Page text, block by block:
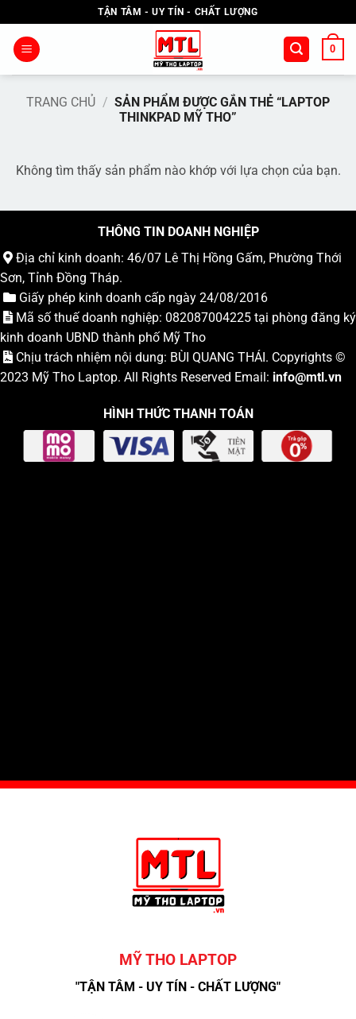
qua
nội
TẬN TÂM - UY TÍN - CHẤT LƯỢNG
0
TRANG CHỦ / SẢN PHẨM ĐƯỢC GẮN THẺ “LAPTOP
THINKPAD MỸ THO”
Không tìm thấy sản phẩm nào khớp với lựa chọn của bạn.
THÔNG TIN DOANH NGHIỆP
Địa chỉ kinh doanh: 46/07 Lê Thị Hồng Gấm, Phường Thới
Sơn, Tỉnh Đồng Tháp.
Giấy phép kinh doanh cấp ngày 24/08/2016
Mã số thuế doanh nghiệp: 082087004225 tại phòng đăng ký
kinh doanh UBND thành phố Mỹ Tho
Chịu trách nhiệm nội dung: BÙI QUANG THÁI. Copyrights ©
2023 Mỹ Tho Laptop. All Rights Reserved Email: info@mtl.vn
HÌNH THỨC THANH TOÁN
MỸ THO LAPTOP
"TẬN TÂM - UY TÍN - CHẤT LƯỢNG"